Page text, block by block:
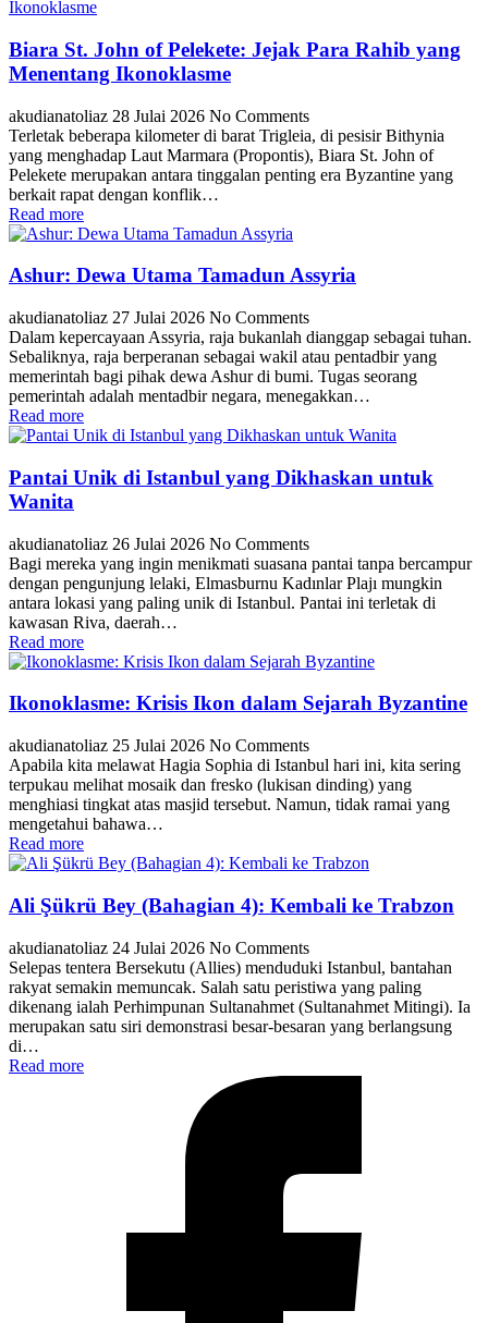
Biara St. John of Pelekete: Jejak Para Rahib yang
Menentang Ikonoklasme
akudianatoliaz 28 Julai 2026 No Comments
Terletak beberapa kilometer di barat Trigleia, di pesisir Bithynia
yang menghadap Laut Marmara (Propontis), Biara St. John of
Pelekete merupakan antara tinggalan penting era Byzantine yang
berkait rapat dengan konflik…
Read more
Ashur: Dewa Utama Tamadun Assyria
akudianatoliaz 27 Julai 2026 No Comments
Dalam kepercayaan Assyria, raja bukanlah dianggap sebagai tuhan.
Sebaliknya, raja berperanan sebagai wakil atau pentadbir yang
memerintah bagi pihak dewa Ashur di bumi. Tugas seorang
pemerintah adalah mentadbir negara, menegakkan…
Read more
Pantai Unik di Istanbul yang Dikhaskan untuk
Wanita
akudianatoliaz 26 Julai 2026 No Comments
Bagi mereka yang ingin menikmati suasana pantai tanpa bercampur
dengan pengunjung lelaki, Elmasburnu Kadınlar Plajı mungkin
antara lokasi yang paling unik di Istanbul. Pantai ini terletak di
kawasan Riva, daerah…
Read more
Ikonoklasme: Krisis Ikon dalam Sejarah Byzantine
akudianatoliaz 25 Julai 2026 No Comments
Apabila kita melawat Hagia Sophia di Istanbul hari ini, kita sering
terpukau melihat mosaik dan fresko (lukisan dinding) yang
menghiasi tingkat atas masjid tersebut. Namun, tidak ramai yang
mengetahui bahawa…
Read more
Ali Şükrü Bey (Bahagian 4): Kembali ke Trabzon
akudianatoliaz 24 Julai 2026 No Comments
Selepas tentera Bersekutu (Allies) menduduki Istanbul, bantahan
rakyat semakin memuncak. Salah satu peristiwa yang paling
dikenang ialah Perhimpunan Sultanahmet (Sultanahmet Mitingi). Ia
merupakan satu siri demonstrasi besar-besaran yang berlangsung
di…
Read more